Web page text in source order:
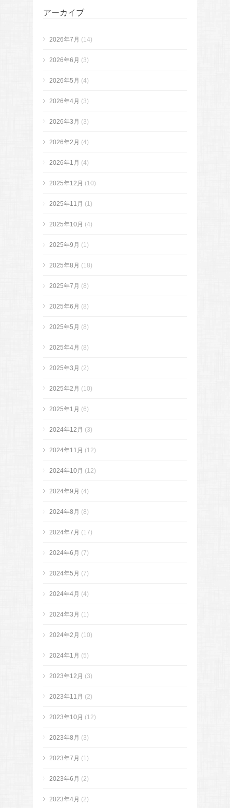
アーカイブ
2026年7月 (14)
2026年6月 (3)
2026年5月 (4)
2026年4月 (3)
2026年3月 (3)
2026年2月 (4)
2026年1月 (4)
2025年12月 (10)
2025年11月 (1)
2025年10月 (4)
2025年9月 (1)
2025年8月 (18)
2025年7月 (8)
2025年6月 (8)
2025年5月 (8)
2025年4月 (8)
2025年3月 (2)
2025年2月 (10)
2025年1月 (6)
2024年12月 (3)
2024年11月 (12)
2024年10月 (12)
2024年9月 (4)
2024年8月 (8)
2024年7月 (17)
2024年6月 (7)
2024年5月 (7)
2024年4月 (4)
2024年3月 (1)
2024年2月 (10)
2024年1月 (5)
2023年12月 (3)
2023年11月 (2)
2023年10月 (12)
2023年8月 (3)
2023年7月 (1)
2023年6月 (2)
2023年4月 (2)